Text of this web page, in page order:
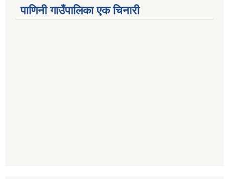
पाणिनी गाउँपालिका एक चिनारी